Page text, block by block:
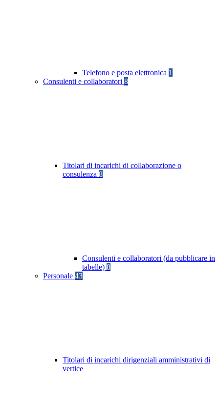
Telefono e posta elettronica 1
Consulenti e collaboratori 8
Titolari di incarichi di collaborazione o
consulenza 8
Consulenti e collaboratori (da pubblicare in
tabelle) 8
Personale 43
Titolari di incarichi dirigenziali amministrativi di
vertice